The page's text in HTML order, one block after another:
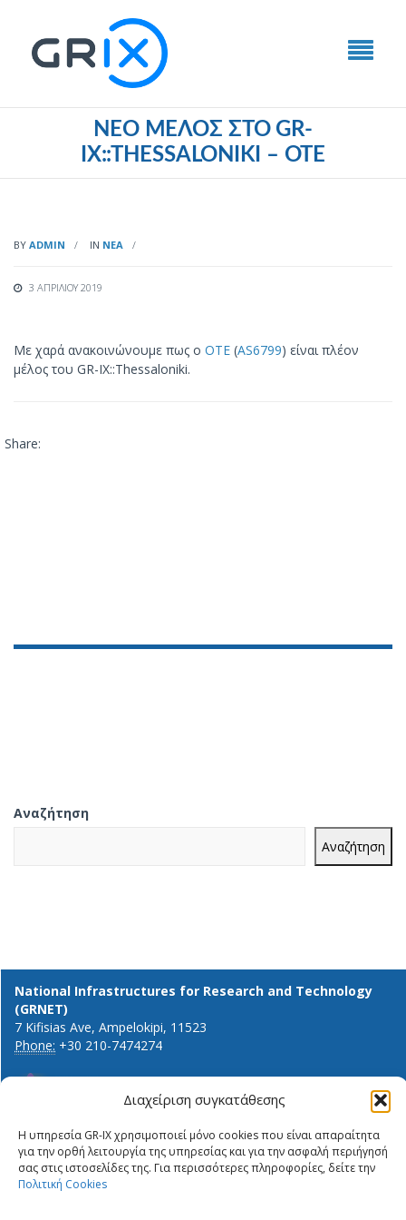
Διαχείριση συγκατάθεσης
Η υπηρεσία GR-IX χρησιμοποιεί μόνο cookies που είναι απαραίτητα
για την ορθή λειτουργία της υπηρεσίας και για την ασφαλή περιήγησή
σας στις ιστοσελίδες της. Για περισσότερες πληροφορίες, δείτε την
Πολιτική Cookies
ΝΈΟ ΜΈΛΟΣ ΣΤΟ GR-
IX::THESSALONIKI – OTE
BY ADMIN IN ΝΈΑ
3 ΑΠΡΙΛΊΟΥ 2019
Με χαρά ανακοινώνουμε πως o OTE (AS6799) είναι πλέον
μέλος του GR-IX::Thessaloniki.
Share:
Αναζήτηση
Αναζήτηση
National Infrastructures for Research and Technology
(GRNET)
7 Kifisias Ave, Ampelokipi, 11523
Phone: +30 210-7474274
General info and inquiries:
info@gr-ix.gr
Members only:
GR-IX helpdesk
ΔΉΛΩΣΗ ΙΔΙΩΤΙΚΌΤΗΤΑΣ
ΠΟΛΙΤΙΚΉ COOKIES